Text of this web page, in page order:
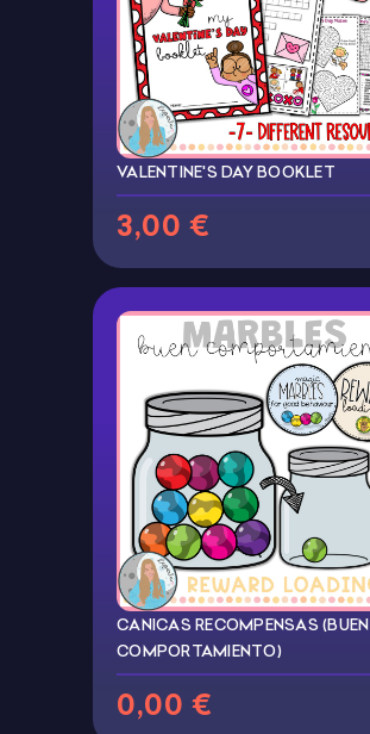
VALENTINE'S DAY BOOKLET
3,00 €
CANICAS RECOMPENSAS (BUEN
COMPORTAMIENTO)
0,00 €